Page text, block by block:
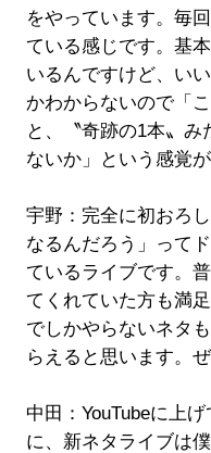
をやっています。毎
ている感じです。基
いるんですけど、い
かわからないので「
と、〝奇跡の1本〟
ないか」という感覚
宇野：完全に初おろ
なるんだろう」って
ているライブです。
てくれていた方も満
でしかやらないネタ
らえると思います。
中田：YouTubeに上
に、新ネタライブは